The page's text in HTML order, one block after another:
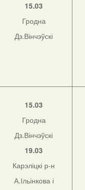
15.03
Гродна
Дз.Вінчэўскі
15.03
Гродна
Дз.Вінчэўскі
19.03
Карэліцкі р-н
А.Ільінкова і